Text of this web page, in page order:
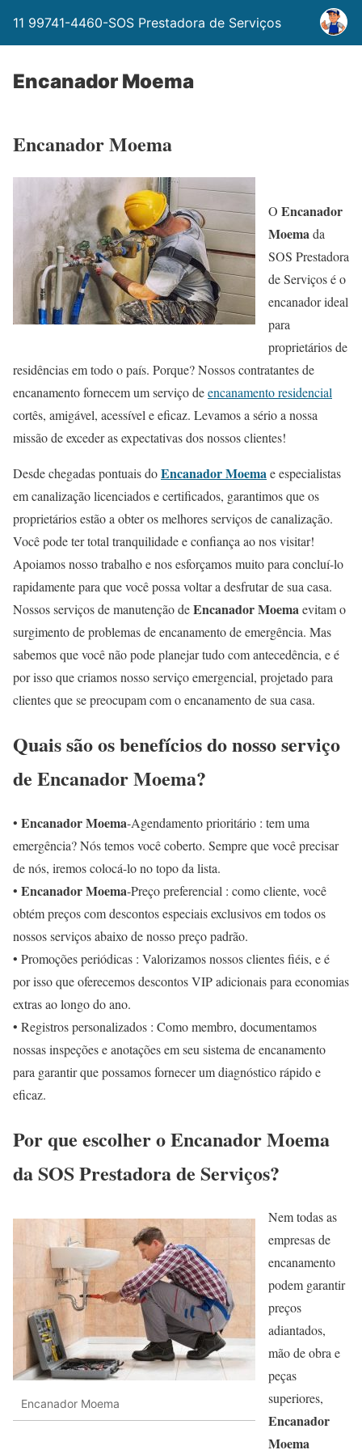
11 99741-4460-SOS Prestadora de Serviços
Encanador Moema
Encanador Moema
O Encanador
Moemada
SOS Prestadora
de Serviços é o
encanador ideal
para
proprietários de
residências em todo o país. Porque? Nossos contratantes de
encanamento fornecem um serviço deencanamento residencial
cortês, amigável, acessível e eficaz. Levamos a sério a nossa
missão de exceder as expectativas dos nossos clientes!
Desde chegadas pontuais doEncanador Moemae especialistas
em canalização licenciados e certificados, garantimos que os
proprietários estão a obter os melhores serviços de canalização.
Você pode ter total tranquilidade e confiança ao nos visitar!
Apoiamos nosso trabalho e nos esforçamos muito para concluí-lo
rapidamente para que você possa voltar a desfrutar de sua casa.
Nossos serviços de manutenção deEncanador Moemaevitam o
surgimento de problemas de encanamento de emergência. Mas
sabemos que você não pode planejar tudo com antecedência, e é
por isso que criamos nosso serviço emergencial, projetado para
clientes que se preocupam com o encanamento de sua casa.
Quais são os benefícios do nosso serviço
de Encanador Moema?
• Encanador Moema-Agendamento prioritário : tem uma
emergência? Nós temos você coberto. Sempre que você precisar
de nós, iremos colocá-lo no topo da lista.
• Encanador Moema-Preço preferencial : como cliente, você
obtém preços com descontos especiais exclusivos em todos os
nossos serviços abaixo de nosso preço padrão.
• Promoções periódicas : Valorizamos nossos clientes fiéis, e é
por isso que oferecemos descontos VIP adicionais para economias
extras ao longo do ano.
• Registros personalizados : Como membro, documentamos
nossas inspeções e anotações em seu sistema de encanamento
para garantir que possamos fornecer um diagnóstico rápido e
eficaz.
Por que escolher o Encanador Moema
da SOS Prestadora de Serviços?
Encanador Moema
Nem todas as
empresas de
encanamento
podem garantir
preços
adiantados,
mão de obra e
peças
superiores,
Encanador
Moema